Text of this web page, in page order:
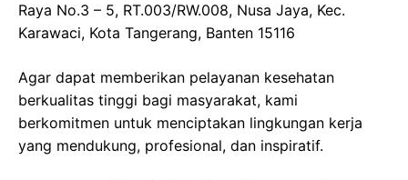
Raya No.3 – 5, RT.003/RW.008, Nusa Jaya, Kec.
Karawaci, Kota Tangerang, Banten 15116
Agar dapat memberikan pelayanan kesehatan
berkualitas tinggi bagi masyarakat, kami
berkomitmen untuk menciptakan lingkungan kerja
yang mendukung, profesional, dan inspiratif.